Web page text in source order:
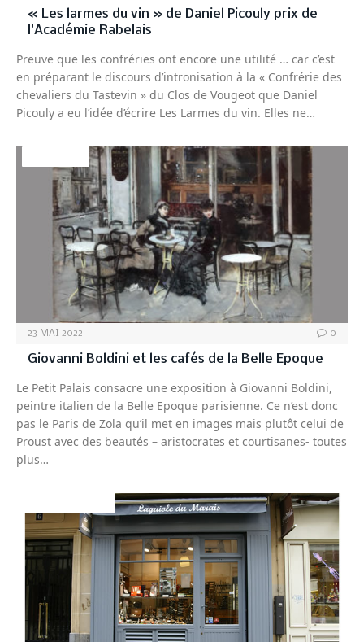
« Les larmes du vin » de Daniel Picouly prix de
l’Académie Rabelais
Preuve que les confréries ont encore une utilité … car c’est
en préparant le discours d’intronisation à la « Confrérie des
chevaliers du Tastevin » du Clos de Vougeot que Daniel
Picouly a eu l’idée d’écrire Les Larmes du vin. Elles ne…
23 MAI 2022 0
Giovanni Boldini et les cafés de la Belle Epoque
Le Petit Palais consacre une exposition à Giovanni Boldini,
peintre italien de la Belle Epoque parisienne. Ce n’est donc
pas le Paris de Zola qu’il met en images mais plutôt celui de
Proust avec des beautés – aristocrates et courtisanes- toutes
plus…